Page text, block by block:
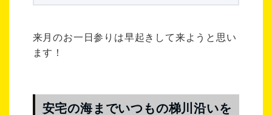
来月のお一日参りは早起きして来ようと思い
ます！
安宅の海までいつもの梯川沿いを